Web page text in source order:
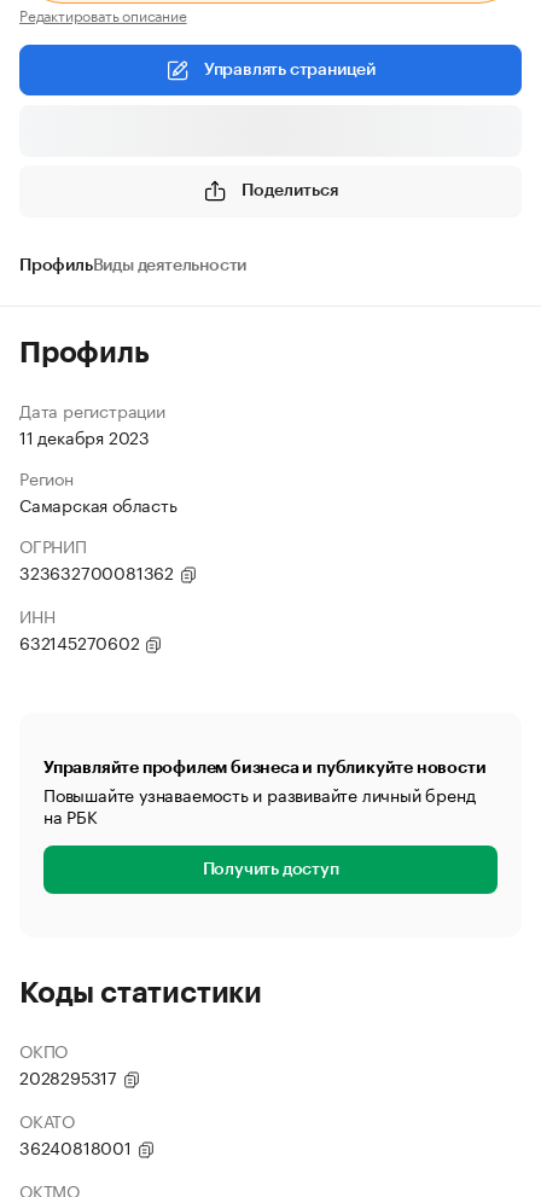
Редактировать описание
Управлять страницей
Поделиться
ПрофильВиды деятельности
Профиль
Дата регистрации
11 декабря 2023
Регион
Самарская область
ОГРНИП
323632700081362
ИНН
632145270602
Управляйте профилем бизнеса и публикуйте новости
Повышайте узнаваемость и развивайте личный бренд
на РБК
Получить доступ
Коды статистики
ОКПО
2028295317
ОКАТО
36240818001
ОКТМО